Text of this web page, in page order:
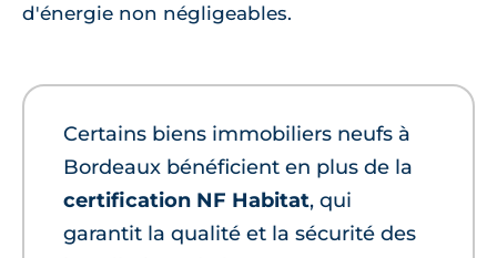
d'énergie non négligeables.
Certains biens immobiliers neufs à
Bordeaux bénéficient en plus de la
certification NF Habitat, qui
garantit la qualité et la sécurité des